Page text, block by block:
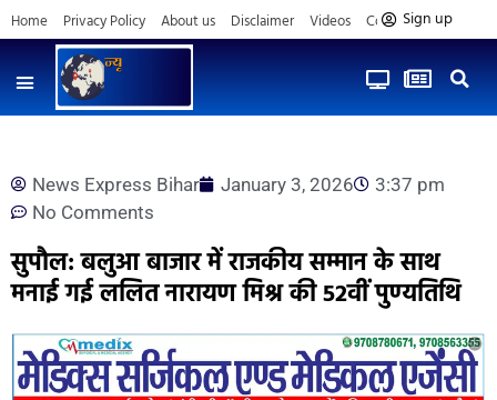
Home Privacy Policy About us Disclaimer Videos Contact us
Sign up
News Express Bihar January 3, 2026
3:37 pm
No Comments
सुपौल: बलुआ बाजार में राजकीय सम्मान के साथ
मनाई गई ललित नारायण मिश्र की 52वीं पुण्यतिथि